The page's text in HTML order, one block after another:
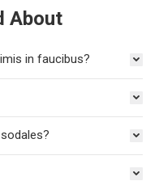
About
in faucibus?